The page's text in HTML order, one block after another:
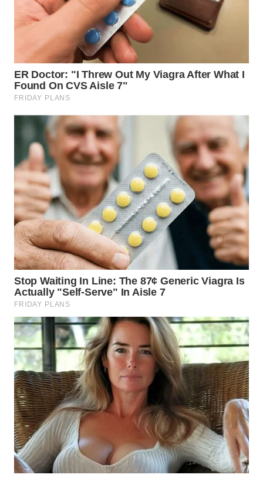
WN
SULUT
WN
MALUKU
WN
WN
DAIRI
WN
DANAU
TOBA
WN
NIAS
WN
LANGKAT
WN
TAPANULI
SELATAN
WN
TANJUNG
LESUNG
WN
KARO